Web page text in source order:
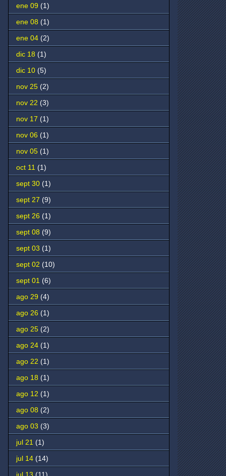
ene 09 (1)
ene 08 (1)
ene 04 (2)
dic 18 (1)
dic 10 (5)
nov 25 (2)
nov 22 (3)
nov 17 (1)
nov 06 (1)
nov 05 (1)
oct 11 (1)
sept 30 (1)
sept 27 (9)
sept 26 (1)
sept 08 (9)
sept 03 (1)
sept 02 (10)
sept 01 (6)
ago 29 (4)
ago 26 (1)
ago 25 (2)
ago 24 (1)
ago 22 (1)
ago 18 (1)
ago 12 (1)
ago 08 (2)
ago 03 (3)
jul 21 (1)
jul 14 (14)